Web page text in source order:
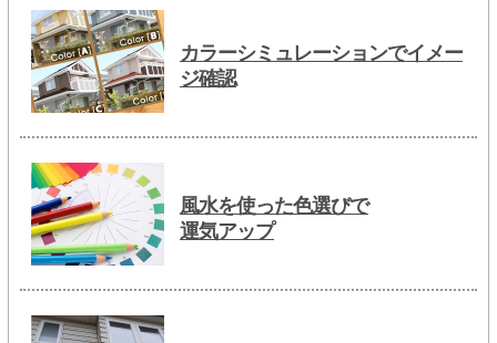
カラーシミュレーションでイメー
ジ確認
風水を使った色選びで
運気アップ